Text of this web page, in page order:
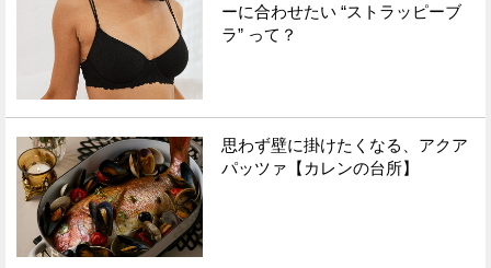
ーに合わせたい “ストラッピーブ
ラ” って？
思わず壁に掛けたくなる、アクア
パッツァ【カレンの台所】